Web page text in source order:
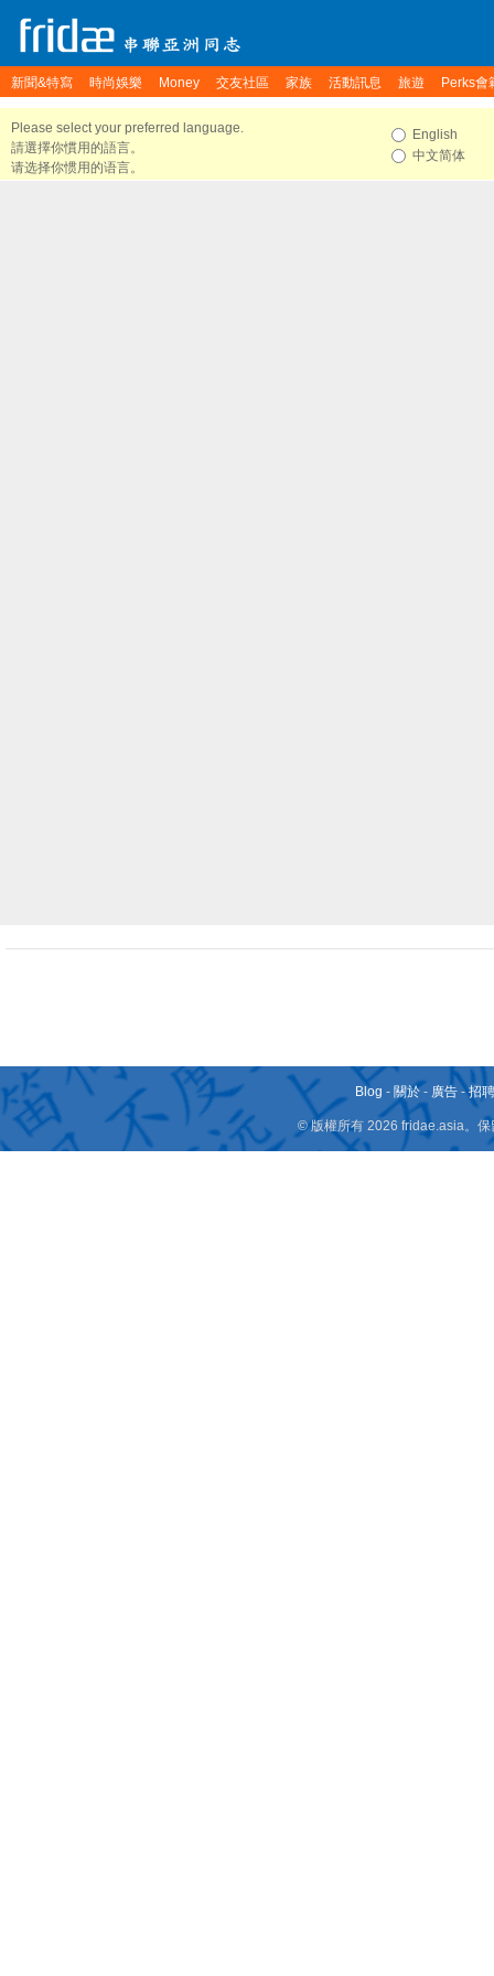
新聞&特寫 時尚娛樂 Money 交友社區 家族 活動訊息 旅遊 Perks會
Please select your preferred language.
請選擇你慣用的語言。
请选择你惯用的语言。
English
中文简体
Blog - 關於 - 廣告 -招
© 版權所有 2026 fridae.asia。